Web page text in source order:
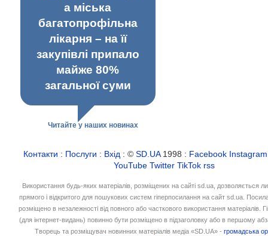
а міська
багатопрофільна
лікарня – на її
закупівлі припало
майже 80%
загальної суми
Читайте у наших новинах
Контакти : Послуги : Вхід : ©SD.UA1998 : Facebook Instagram
YouTube Twitter TikTok rss
Використання будь-яких матеріалів, розміщених на сайті sd.ua, дозволяється
прямого і відкритого для пошукових систем гіперпосилання на сайт sd.ua.
розміщено в незалежності від повного або часткового використання матеріалів.
(для інтернет-видань) повинно бути розміщено в підзаголовку або в першому
Творець та розміщувач новинних матеріалів медіа «SD.UA» -громадська